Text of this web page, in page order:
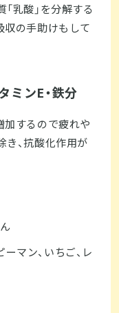
乳酸」を分解する
収の手助けもして
ミンE・鉄分
加するので疲れや
き、抗酸化作用が
マン、いちご、レ